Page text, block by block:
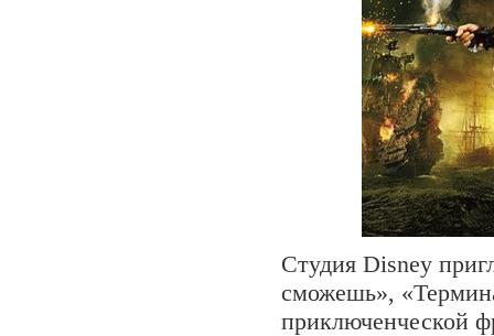
Студия Disney
сможешь»,
приключенческой